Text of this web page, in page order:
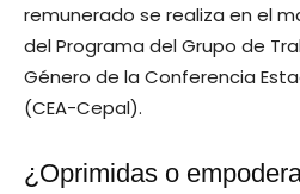
remunerado se realiza en el
del Programa del Grupo de
Género de la Conferencia
(CEA-Cepal).
¿Oprimidas o